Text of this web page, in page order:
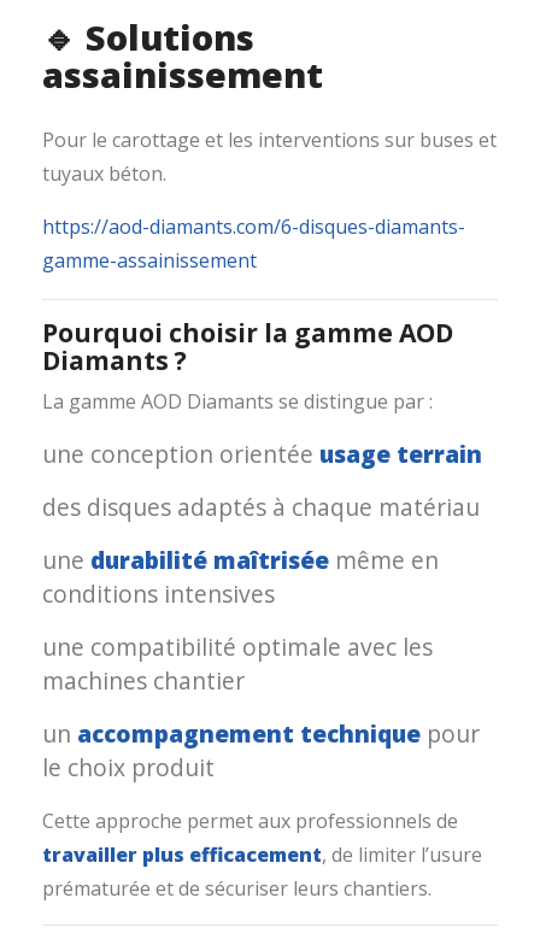
🔹 Solutions
assainissement
Pour le carottage et les interventions sur buses et
tuyaux béton.
https://aod-diamants.com/6-disques-diamants-
gamme-assainissement
Pourquoi choisir la gamme AOD
Diamants ?
La gamme AOD Diamants se distingue par :
une conception orientée usage terrain
des disques adaptés à chaque matériau
une durabilité maîtrisée même en
conditions intensives
une compatibilité optimale avec les
machines chantier
un accompagnement technique pour
le choix produit
Cette approche permet aux professionnels de
travailler plus efficacement, de limiter l’usure
prématurée et de sécuriser leurs chantiers.